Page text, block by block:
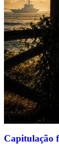
Capitulação